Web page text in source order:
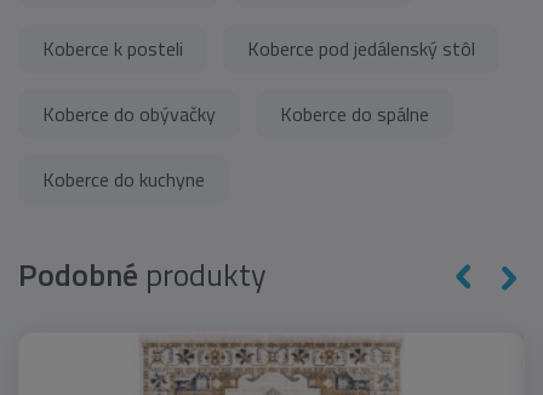
Koberce k posteli Koberce pod jedálenský stôl
Koberce do obývačky Koberce do spálne
Koberce do kuchyne
Podobné produkty